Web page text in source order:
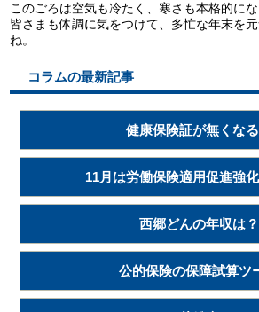
このごろは空気も冷たく、寒さも本格的にな
皆さまも体調に気をつけて、多忙な年末を
ね。
コラムの最新記事
健康保険証が無くな
11月は労働保険適用促進強
西郷どんの年収は？
公的保険の保障試算ツ